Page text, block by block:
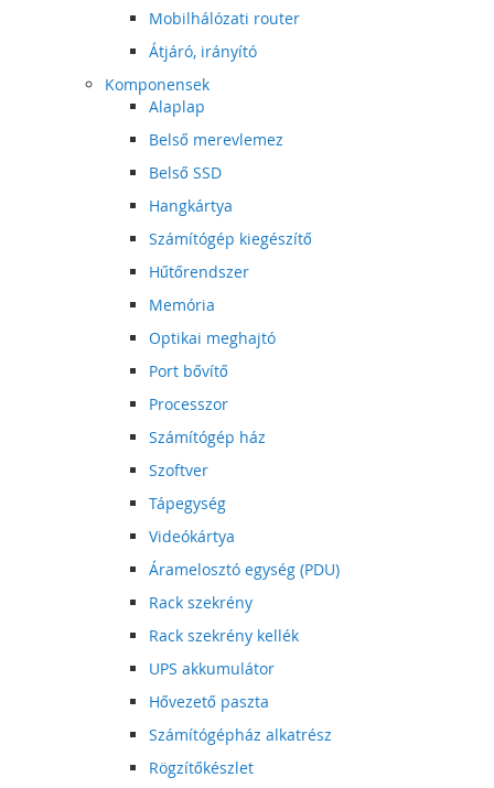
Mobilhálózati router
Átjáró, irányító
Komponensek
Alaplap
Belső merevlemez
Belső SSD
Hangkártya
Számítógép kiegészítő
Hűtőrendszer
Memória
Optikai meghajtó
Port bővítő
Processzor
Számítógép ház
Szoftver
Tápegység
Videókártya
Áramelosztó egység (PDU)
Rack szekrény
Rack szekrény kellék
UPS akkumulátor
Hővezető paszta
Számítógépház alkatrész
Rögzítőkészlet